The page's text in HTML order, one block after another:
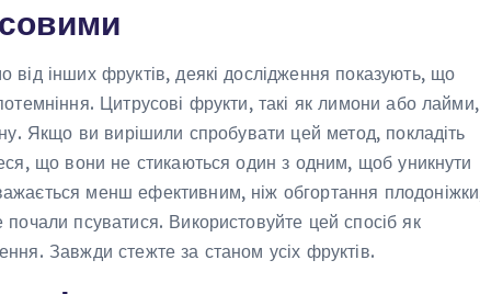
інших фруктів, деякі дослідження показують, що
Цитрусові фрукти, такі як лимони або лайми,
Якщо ви вирішили спробувати цей метод, покладіть
що вони не стикаються один з одним, щоб уникнути
менш ефективним, ніж обгортання
псуватися. Використовуйте цей спосіб як
Завжди стежте за станом усіх фруктів.